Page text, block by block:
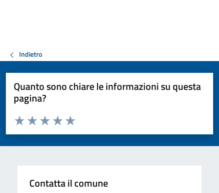
Indietro
Quanto sono chiare le informazioni su questa
pagina?
Valuta da 1 a 5 stelle la pagina
Valuta 5 stelle su 5
Valuta 4 stelle su 5
Valuta 3 stelle su 5
Valuta 2 stelle su 5
Valuta 1 stelle su 5
Contatta il comune